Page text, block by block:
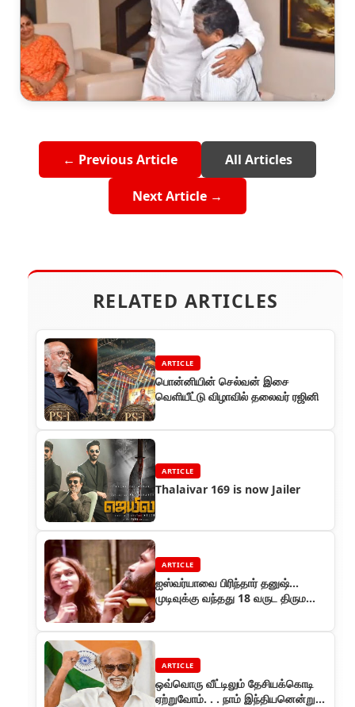
← Previous Article All Articles
Next Article →
RELATED ARTICLES
ARTICLE
பொன்னியின் செல்வன் இசை
வெளியீட்டு விழாவில் தலைவர் ரஜினி
ARTICLE
Thalaivar 169 is now Jailer
ARTICLE
ஐஸ்வர்யாவை பிரிந்தார் தனுஷ்...
முடிவுக்கு வந்தது 18 வருட திருமண
ARTICLE
ஒவ்வொரு வீட்டிலும் தேசியக்கொடி
ஏற்றுவோம். . . நாம் இந்தியனென்று